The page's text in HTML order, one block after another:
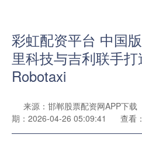
彩虹配资平台 中国
里科技与吉利联手
Robotaxi
来源：邯郸股票配资网APP下载
期：2026-04-26 05:09:41
查看